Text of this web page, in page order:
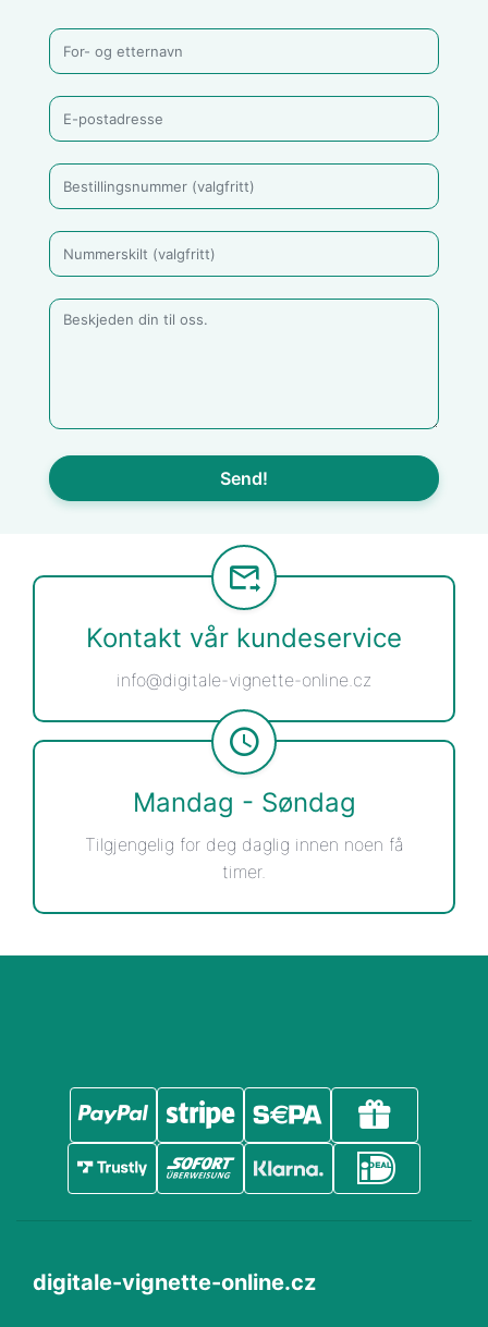
Send!
Kontakt vår kundeservice
info@digitale-vignette-online.cz
Mandag - Søndag
Tilgjengelig for deg daglig innen noen få
timer.
digitale-vignette-online.cz